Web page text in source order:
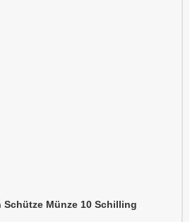
Münze 10 Schilling